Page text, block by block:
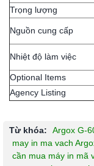
Trọng lượng
Nguồn cung cấp
Nhiệt độ làm việc
Optional Items
Agency Listing
Từ khóa: Argox G-
may in ma vach
cần mua máy in mã